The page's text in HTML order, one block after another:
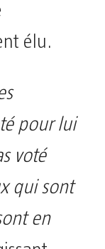
élu.
pour lui
voté
qui sont
en